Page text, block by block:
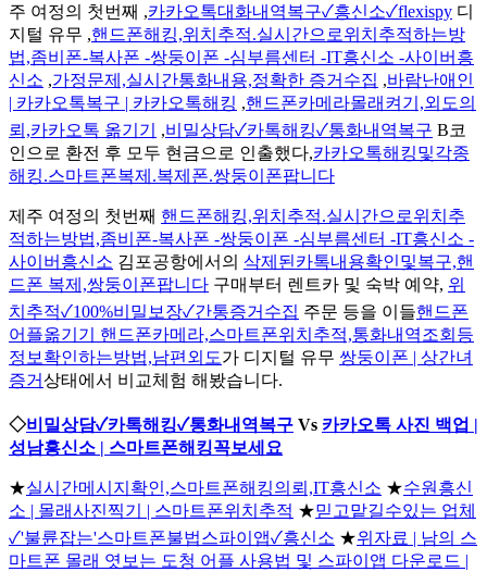
주 여정의 첫번째 ,카카오톡대화내역복구✓흥신소✓flexispy 디
지털 유무 ,핸드폰해킹,위치추적.실시간으로위치추적하는방
법,좀비폰-복사폰 -쌍둥이폰 -심부름센터 -IT흥신소 -사이버흥
신소 ,가정문제,실시간통화내용,정확한 증거수집 ,바람난애인
| 카카오톡복구 | 카카오톡해킹 ,핸드폰카메라몰래켜기,외도의
뢰,카카오톡 옮기기
,비밀상담✓카톡해킹✓통화내역복구 B코
인으로 환전 후 모두 현금으로 인출했다,카카오톡해킹및각종
해킹.스마트폰복제.복제폰.쌍둥이폰팝니다
제주 여정의 첫번째 핸드폰해킹,위치추적.실시간으로위치추
적하는방법,좀비폰-복사폰 -쌍둥이폰 -심부름센터 -IT흥신소 -
사이버흥신소 김포공항에서의 삭제된카톡내용확인및복구,핸
드폰 복제,쌍둥이폰팝니다 구매부터 렌트카 및 숙박 예약, 위
치추적✓100%비밀보장✓간통증거수집 주문 등을 이들핸드폰
어플옮기기 핸드폰카메라,스마트폰위치추적,통화내역조회등
정보확인하는방법,남편외도가 디지털 유무 쌍둥이폰 | 상간녀
증거상태에서 비교체험 해봤습니다.
◇비밀상담✓카톡해킹✓통화내역복구 Vs 카카오톡 사진 백업 |
성남흥신소 | 스마트폰해킹꼭보세요
★실시간메시지확인,스마트폰해킹의뢰,IT흥신소 ★수원흥신
소 | 몰래사진찍기 | 스마트폰위치추적 ★믿고맡길수있는 업체
✓'불륜잡는'스마트폰불법스파이앱✓흥신소 ★위자료 | 남의 스
마트폰 몰래 엿보는 도청 어플 사용법 및 스파이앱 다운로드 |